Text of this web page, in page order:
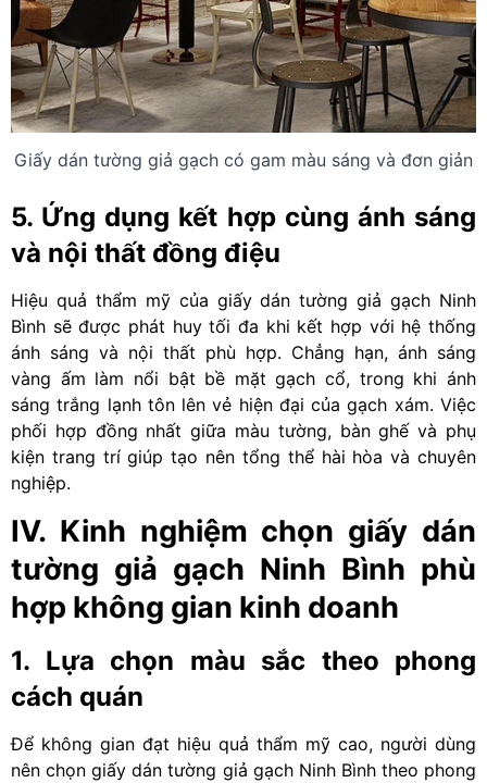
Giấy dán tường giả gạch có gam màu sáng và đơn giản
5. Ứng dụng kết hợp cùng ánh sáng
và nội thất đồng điệu
Hiệu quả thẩm mỹ của giấy dán tường giả gạch Ninh
Bình sẽ được phát huy tối đa khi kết hợp với hệ thống
ánh sáng và nội thất phù hợp. Chẳng hạn, ánh sáng
vàng ấm làm nổi bật bề mặt gạch cổ, trong khi ánh
sáng trắng lạnh tôn lên vẻ hiện đại của gạch xám. Việc
phối hợp đồng nhất giữa màu tường, bàn ghế và phụ
kiện trang trí giúp tạo nên tổng thể hài hòa và chuyên
nghiệp.
IV. Kinh nghiệm chọn giấy dán
tường giả gạch Ninh Bình phù
hợp không gian kinh doanh
1. Lựa chọn màu sắc theo phong
cách quán
Để không gian đạt hiệu quả thẩm mỹ cao, người dùng
nên chọn giấy dán tường giả gạch Ninh Bình theo phong